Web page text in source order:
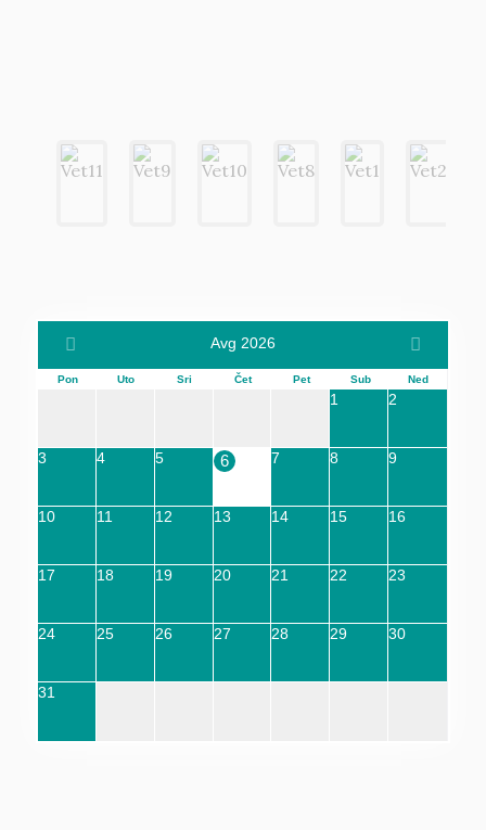
Avg 2026
Pon Uto Sri Čet Pet Sub Ned
1 2
3 4 5 6 7 8 9
10 11 12 13 14 15 16
17 18 19 20 21 22 23
24 25 26 27 28 29 30
31